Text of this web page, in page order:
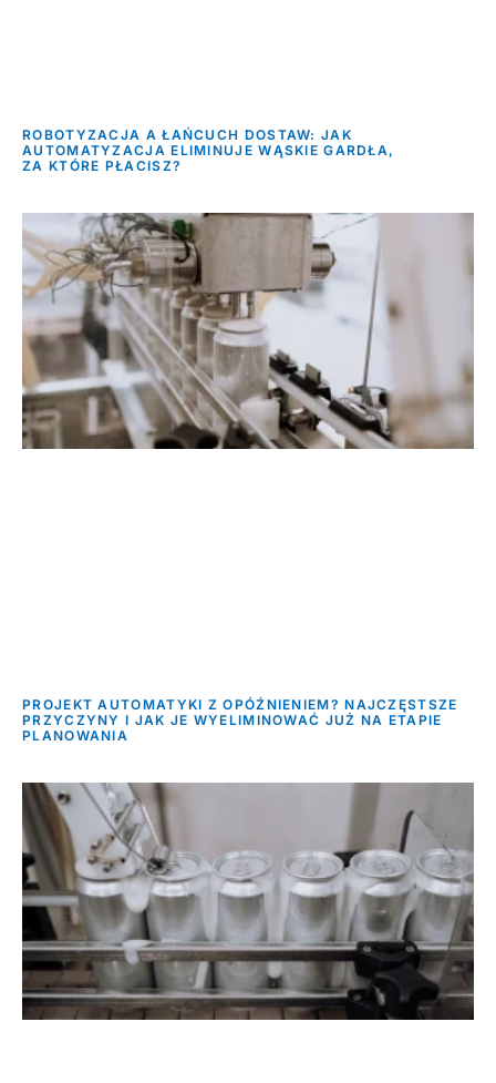
ROBOTYZACJA A ŁAŃCUCH DOSTAW: JAK
AUTOMATYZACJA ELIMINUJE WĄSKIE GARDŁA,
ZA KTÓRE PŁACISZ?
PROJEKT AUTOMATYKI Z OPÓŹNIENIEM? NAJCZĘSTSZE
PRZYCZYNY I JAK JE WYELIMINOWAĆ JUŻ NA ETAPIE
PLANOWANIA